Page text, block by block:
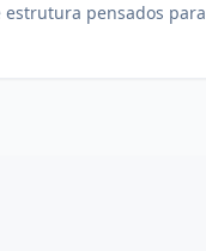
estrutura pensados para